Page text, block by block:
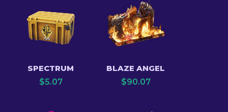
SPECTRUM
$5.07
BLAZE ANGEL
$90.07